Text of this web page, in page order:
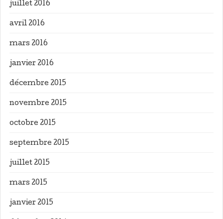
juillet 2016
avril 2016
mars 2016
janvier 2016
décembre 2015
novembre 2015
octobre 2015
septembre 2015
juillet 2015
mars 2015
janvier 2015